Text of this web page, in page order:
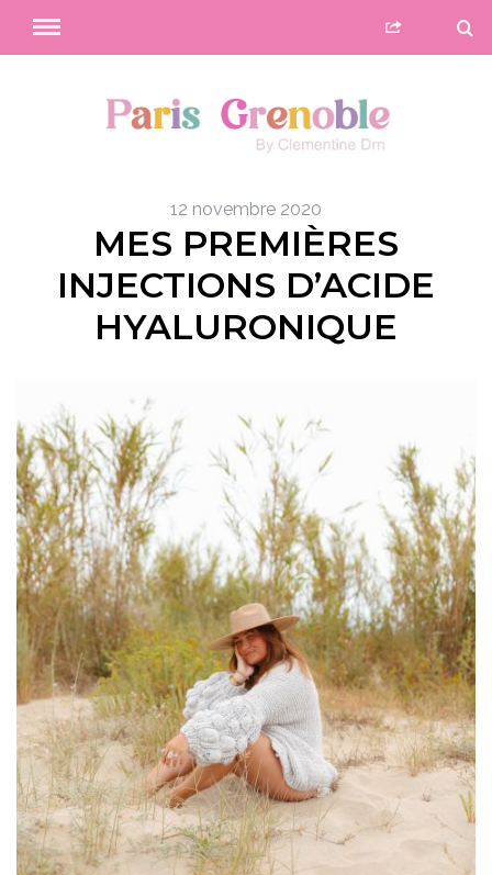
12 novembre 2020
MES PREMIÈRES
INJECTIONS D’ACIDE
HYALURONIQUE